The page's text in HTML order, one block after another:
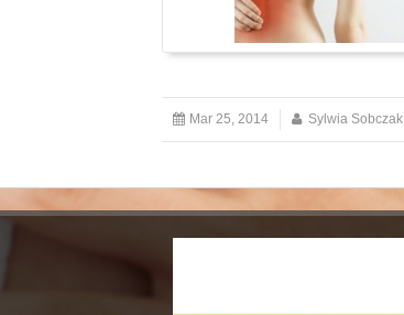
Mar 25, 2014 Sylwia Sobczak